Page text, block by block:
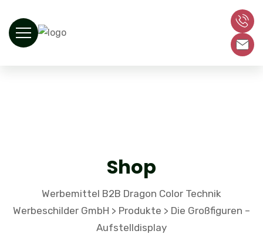
Shop
Werbemittel B2B Dragon Color Technik
Werbeschilder GmbH > Produkte > Die Großfiguren –
Aufstelldisplay